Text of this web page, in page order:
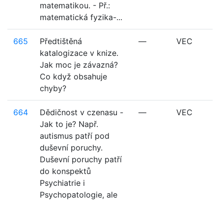
matematikou. - Př.:
matematická fyzika-...
665
Předtištěná
katalogizace v knize.
Jak moc je závazná?
Co když obsahuje
chyby?
— VEC
664
Dědičnost v czenasu -
Jak to je? Např.
autismus patří pod
duševní poruchy.
Duševní poruchy patří
do konspektů
Psychiatrie i
Psychopatologie, ale
— VEC